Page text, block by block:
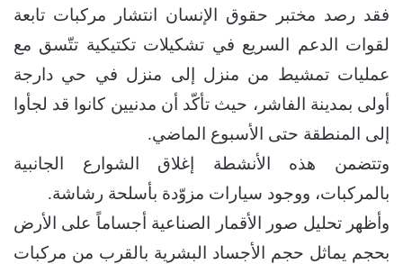
فقد رصد مختبر حقوق الإنسان انتشار مركبات تابعة
لقوات الدعم السريع في تشكيلات تكتيكية تتّسق مع
عمليات تمشيط من منزل إلى منزل في حي دارجة
أولى بمدينة الفاشر، حيث تأكّد أن مدنيين كانوا قد لجأوا
إلى المنطقة حتى الأسبوع الماضي.
وتتضمن هذه الأنشطة إغلاق الشوارع الجانبية
بالمركبات، ووجود سيارات مزوّدة بأسلحة رشاشة.
وأظهر تحليل صور الأقمار الصناعية أجساماً على الأرض
بحجم يماثل حجم الأجساد البشرية بالقرب من مركبات